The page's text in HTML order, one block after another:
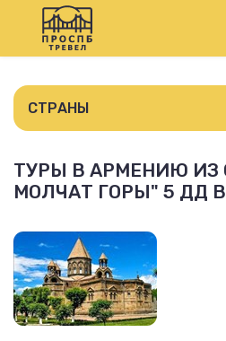
СТРАНЫ
ТУРЫ В АРМЕНИЮ ИЗ
МОЛЧАТ ГОРЫ" 5 ДД